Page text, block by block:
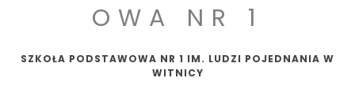
OWA NR 1
SZKOŁA PODSTAWOWA NR 1 IM. LUDZI POJEDNANIA W
WITNICY